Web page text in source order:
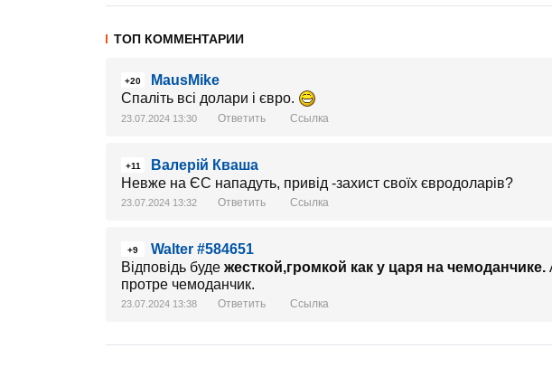
ТОП КОММЕНТАРИИ
+20
MausMike
Спаліть всі долари і євро.
23.07.2024 13:30 Ответить Ссылка
+11
Валерій Кваша
Невже на ЄС нападуть, привід -захист своїх євродоларів?
23.07.2024 13:32 Ответить Ссылка
+9
Walter #584651
Відповідь буде жесткой,громкой как у царя на чемоданчике.
протре чемоданчик.
23.07.2024 13:38 Ответить Ссылка